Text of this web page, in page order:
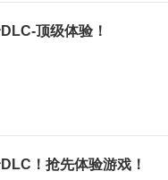
顶级体验！
！抢先体验游戏！